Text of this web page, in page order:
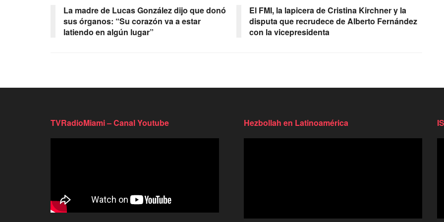
La madre de Lucas González dijo que donó
sus órganos: “Su corazón va a estar
latiendo en algún lugar”
El FMI, la lapicera de Cristina Kirchner y la
disputa que recrudece de Alberto Fernández
con la vicepresidenta
TVRadioMiami – Canal Youtube Hezbollah en Latinoamérica